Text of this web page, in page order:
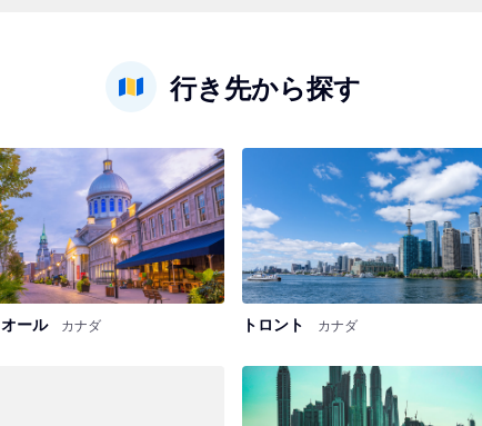
行き先から探す
ール カナダ トロント カナダ